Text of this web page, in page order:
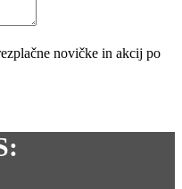
novičke in akcij po